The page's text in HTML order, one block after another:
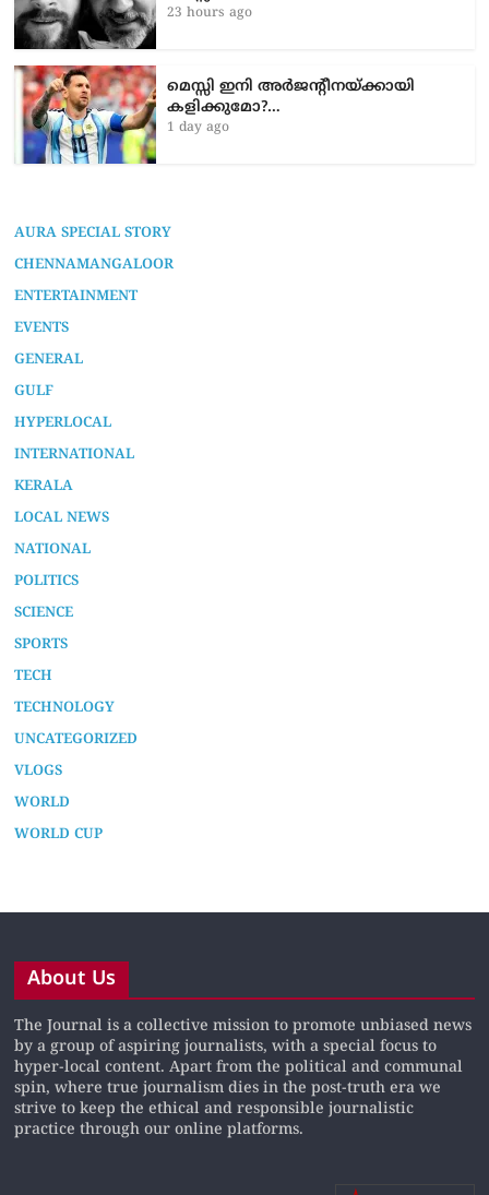
23 hours ago
മെസ്സി ഇനി അർജന്റീനയ്ക്കായി
കളിക്കുമോ?…
1 day ago
AURA SPECIAL STORY
CHENNAMANGALOOR
ENTERTAINMENT
EVENTS
GENERAL
GULF
HYPERLOCAL
INTERNATIONAL
KERALA
LOCAL NEWS
NATIONAL
POLITICS
SCIENCE
SPORTS
TECH
TECHNOLOGY
UNCATEGORIZED
VLOGS
WORLD
WORLD CUP
About Us
The Journal is a collective mission to promote unbiased news
by a group of aspiring journalists, with a special focus to
hyper-local content. Apart from the political and communal
spin, where true journalism dies in the post-truth era we
strive to keep the ethical and responsible journalistic
practice through our online platforms.